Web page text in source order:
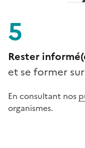
5
Rester
et se former
En consultant nos
organismes.